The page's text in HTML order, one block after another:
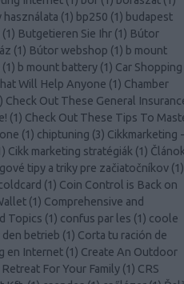
használata (1) bp250 (1) budapest
(1) Butgetieren Sie Ihr (1) Bútor
(1) Bútor webshop (1) b mount
(1) b mount battery (1) Car Shopping
Will Help Anyone (1) Chamber
) Check Out These General
(1) Check Out These Tips To
(1) chiptuning (3) Cikkmarketing -
) Cikk marketing stratégiák (1)
tipy a triky pre začiatočníkov (1)
(1) Coin Control is Back on
(1) Comprehensive and
Topics (1) confus par les (1) coole
betrieb (1) Corta tu ración de
en Internet (1) Create An Outdoor
For Your Family (1) CRS